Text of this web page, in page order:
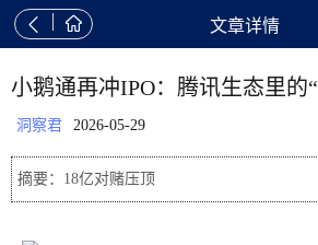
  文章详情
小鹅通再冲IPO：腾讯生态里的
洞察君 2026-05-29
摘要：18亿对赌压顶